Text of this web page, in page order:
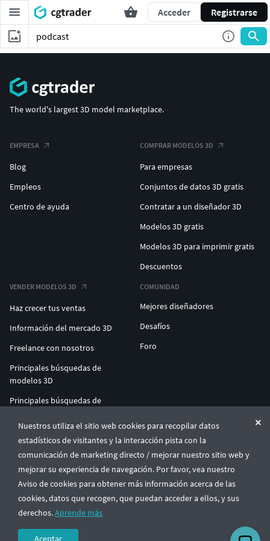
Acceder Registrarse
Nuestros utiliza el sitio web cookies para recopilar datos
estadísticos de visitantes y la interacción pista con la
comunicación de marketing directo / mejorar nuestro sitio web y
mejorar su experiencia de navegación. Por favor, vea nuestro
Aviso de cookies para obtener más información acerca de las
cookies, datos que recogen, que puedan acceder a ellos, y sus
derechos.Aprende más
Aceptar
The world's largest 3D model marketplace.
EMPRESA
Blog
Empleos
Centro de ayuda
COMPRAR MODELOS 3D
Para empresas
Conjuntos de datos 3D gratis
Contratar a un diseñador 3D
Modelos 3D gratis
Modelos 3D para imprimir gratis
Descuentos
VENDER MODELOS 3D
Haz crecer tus ventas
Información del mercado 3D
Freelance con nosotros
Principales búsquedas de
modelos 3D
Principales búsquedas de
COMUNIDAD
Mejores diseñadores
Desafíos
Foro
ENTERPRISE 3D AT SCALE
© CGTrader 2011-2026
UAB CGTrader, Antakalnio st. 17, Vilnius, Lithuania
Términos y condicionesPolítica de privacidad🇪🇸 Español